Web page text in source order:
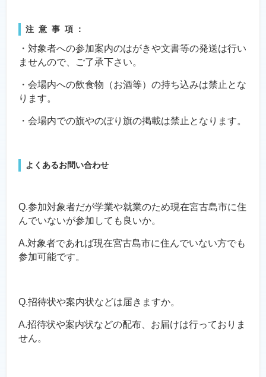
注 意 事 項 ：
・対象者への参加案内のはがきや文書等の発送は行い
ませんので、ご了承下さい。
・会場内への飲食物（お酒等）の持ち込みは禁止とな
ります。
・会場内での旗やのぼり旗の掲載は禁止となります。
よくあるお問い合わせ
Q.参加対象者だが学業や就業のため現在宮古島市に住
んでいないが参加しても良いか。
A.対象者であれば現在宮古島市に住んでいない方でも
参加可能です。
Q.招待状や案内状などは届きますか。
A.招待状や案内状などの配布、お届けは行っておりま
せん。